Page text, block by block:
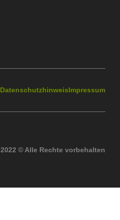
DatenschutzhinweisImpressum
2022 © Alle Rechte vorbehalten